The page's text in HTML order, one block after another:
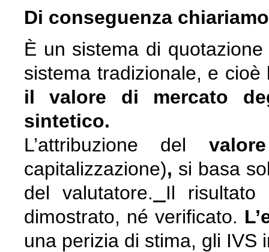
Di conseguenza
È un sistema di
sistema tradizionale, e
il valore di mercato
sintetico.
L’attribuzione del
capitalizzazione), si basa
del valutatore.
Il risultato
dimostrato, né verificato.
una perizia di stima, gli IVS